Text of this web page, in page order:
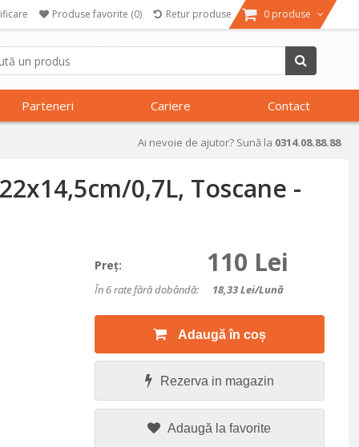
Produse favorite (0) Retur produse 0 produse
Parteneri Cariere Contact
Ai nevoie de ajutor? Sună la 0314.08.88.88
0,7L, Toscane -
Preţ: 110 Lei
În 6 rate fără dobândă: 18,33Lei/lună
Adaugă în coș
Rezerva in magazin
Adaugă la favorite